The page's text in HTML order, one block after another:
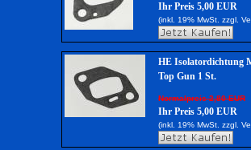
Ihr Preis 5,00 EUR
(inkl. 19% MwSt. zzgl.
HE Isolatordichtung
Top Gun 1 St.
Normalpreis 2,80 EUR
Ihr Preis 5,00 EUR
(inkl. 19% MwSt. zzgl.